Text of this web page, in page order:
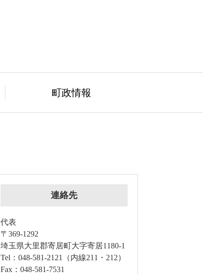
町政情報
連絡先
代表
〒369-1292
埼玉県大里郡寄居町大字寄居1180-1
Tel：048-581-2121（内線211・212）
Fax：048-581-7531